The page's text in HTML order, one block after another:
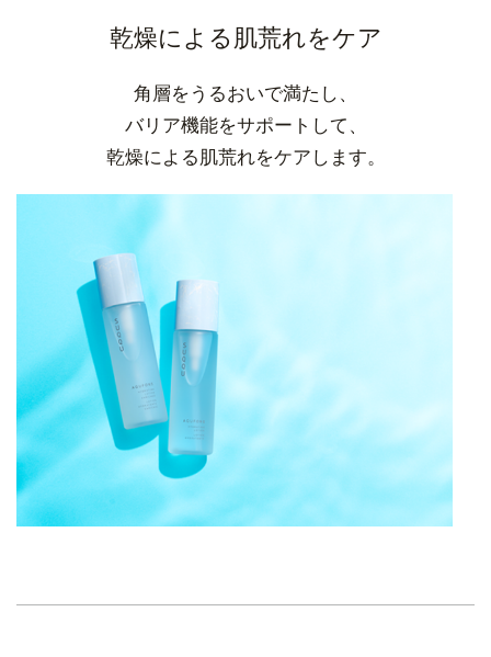
乾燥による肌荒れをケア
角層をうるおいで満たし、
バリア機能をサポートして、
乾燥による肌荒れをケアします。